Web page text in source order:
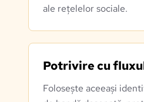
ale rețelelor sociale.
Potrivire cu
Folosește aceeași